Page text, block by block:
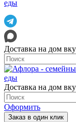
Доставка на дом
Доставка на дом
Оформить
Заказ в один клик